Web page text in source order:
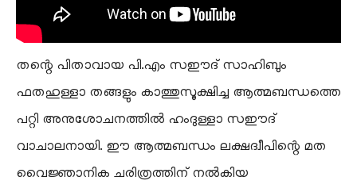
തന്റെ പിതാവായ പി.എം സഈദ് സാഹിബും
ഫതഹുള്ളാ തങ്ങളും കാത്തുസൂക്ഷിച്ച ആത്മബന്ധത്തെ
പറ്റി അനുശോചനത്തിൽ ഹംദുള്ളാ സഈദ്
വാചാലനായി. ഈ ആത്മബന്ധം ലക്ഷദ്വീപിന്റെ മത
വൈജ്ഞാനിക ചരിത്രത്തിന് നൽകിയ